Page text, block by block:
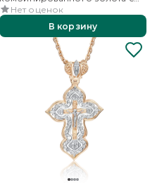
бриллиантами
Нет оценок
В корзину